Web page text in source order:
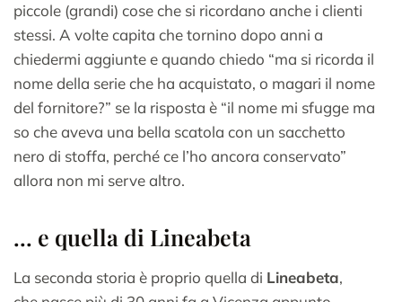
piccole (grandi) cose che si ricordano anche i clienti
stessi. A volte capita che tornino dopo anni a
chiedermi aggiunte e quando chiedo “ma si ricorda il
nome della serie che ha acquistato, o magari il nome
del fornitore?” se la risposta è “il nome mi sfugge ma
so che aveva una bella scatola con un sacchetto
nero di stoffa, perché ce l’ho ancora conservato”
allora non mi serve altro.
… e quella di Lineabeta
La seconda storia è proprio quella di Lineabeta,